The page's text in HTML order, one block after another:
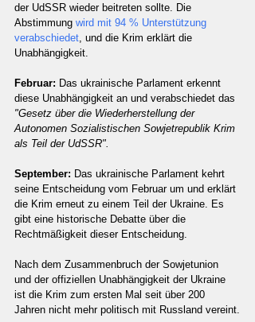
der UdSSR wieder beitreten sollte. Die
Abstimmung wird mit 94 % Unterstützung
verabschiedet, und die Krim erklärt die
Unabhängigkeit.
Februar: Das ukrainische Parlament erkennt
diese Unabhängigkeit an und verabschiedet das
"Gesetz über die Wiederherstellung der
Autonomen Sozialistischen Sowjetrepublik Krim
als Teil der UdSSR".
September: Das ukrainische Parlament kehrt
seine Entscheidung vom Februar um und erklärt
die Krim erneut zu einem Teil der Ukraine. Es
gibt eine historische Debatte über die
Rechtmäßigkeit dieser Entscheidung.
Nach dem Zusammenbruch der Sowjetunion
und der offiziellen Unabhängigkeit der Ukraine
ist die Krim zum ersten Mal seit über 200
Jahren nicht mehr politisch mit Russland vereint.